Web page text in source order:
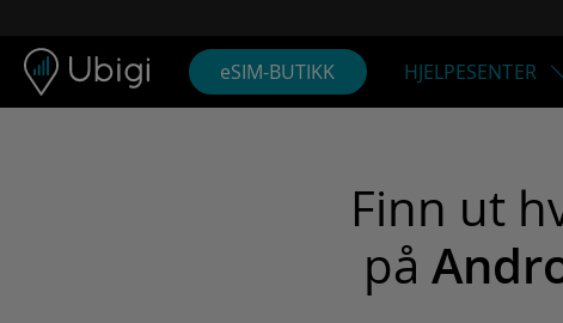
eSIM-BUTIKK HJELPESENTER
Finn ut
på